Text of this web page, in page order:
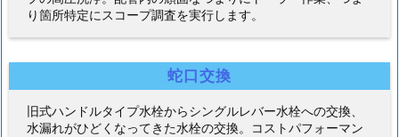
り箇所特定にスコープ調査を実行します。
蛇口交換
旧式ハンドルタイプ水栓からシングルレバー水栓への交換、
水漏れがひどくなってきた水栓の交換。コストパフォーマン